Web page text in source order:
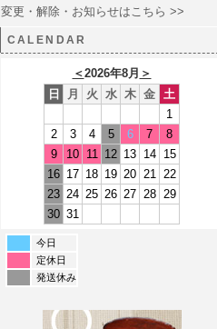
変更・解除・お知らせはこちら >>
CALENDAR
＜2026年8月 ＞
日
月 火 水 木 金 土
1
2
3 4 5 6 7
8
9
10 11 12 13 14
15
16 17 18 19 20 21 22
23 24 25 26 27 28 29
30 31
今日
定休日
発送休み